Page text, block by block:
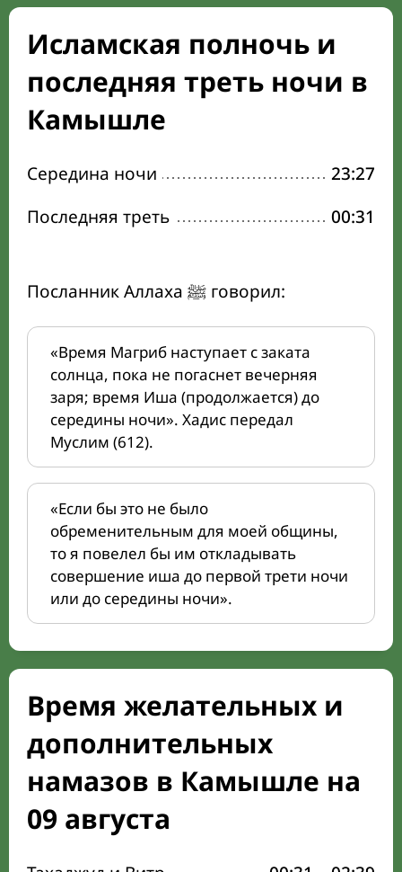
Исламская полночь и
последняя треть ночи в
Камышле
Середина ночи
23:27
Последняя треть
00:31
Посланник Аллаха ﷺ говорил:
«Время Магриб наступает с заката
солнца, пока не погаснет вечерняя
заря; время Иша (продолжается) до
середины ночи». Хадис передал
Муслим (612).
«Если бы это не было
обременительным для моей общины,
то я повелел бы им откладывать
совершение иша до первой трети ночи
или до середины ночи».
Время желательных и
дополнительных
намазов в Камышле на
09 августа